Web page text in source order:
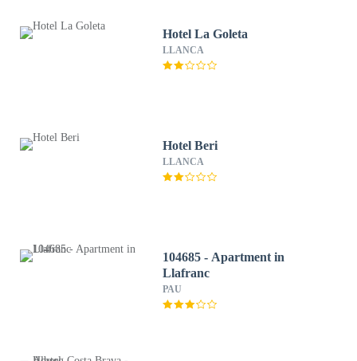
Hotel La Goleta
LLANCA
Hotel Beri
LLANCA
104685 - Apartment in
Llafranc
PAU